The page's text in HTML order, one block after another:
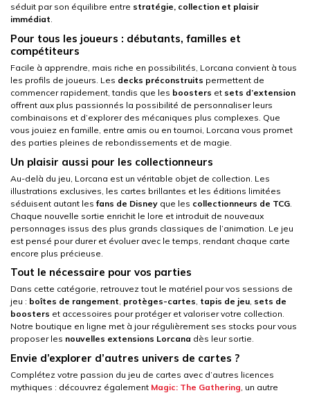
séduit par son équilibre entre stratégie, collection et plaisir
immédiat.
Pour tous les joueurs : débutants, familles et
compétiteurs
Facile à apprendre, mais riche en possibilités, Lorcana convient à tous
les profils de joueurs. Les decks préconstruits permettent de
commencer rapidement, tandis que les boosters et sets d’extension
offrent aux plus passionnés la possibilité de personnaliser leurs
combinaisons et d’explorer des mécaniques plus complexes. Que
vous jouiez en famille, entre amis ou en tournoi, Lorcana vous promet
des parties pleines de rebondissements et de magie.
Un plaisir aussi pour les collectionneurs
Au-delà du jeu, Lorcana est un véritable objet de collection. Les
illustrations exclusives, les cartes brillantes et les éditions limitées
séduisent autant lesfans de Disney que les collectionneurs de TCG
Chaque nouvelle sortie enrichit le lore et introduit de nouveaux
personnages issus des plus grands classiques de l’animation. Le jeu
est pensé pour durer et évoluer avec le temps, rendant chaque carte
encore plus précieuse.
Tout le nécessaire pour vos parties
Dans cette catégorie, retrouvez tout le matériel pour vos sessions de
jeu : boîtes de rangement, protèges-cartes, tapis de jeu, sets de
boosters et accessoires pour protéger et valoriser votre collection.
Notre boutique en ligne met à jour régulièrement ses stocks pour vous
proposer les nouvelles extensions Lorcana dès leur sortie.
Envie d’explorer d’autres univers de cartes ?
Complétez votre passion du jeu de cartes avec d’autres licences
mythiques : découvrez également Magic: The Gathering , un autre